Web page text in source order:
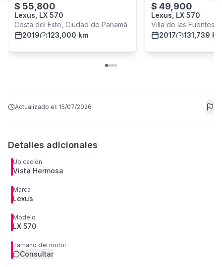
$ 55,800
Lexus, LX 570
Costa del Este, Ciudad de Panamá
2019
123,000 km
$ 49,900
Lexus, LX 570
Villa de las Fuentes,
Panamá
2017 131,739 km
Actualizado el: 15/07/2026
Detalles adicionales
Ubicación
Vista Hermosa
Marca
Lexus
Modelo
LX 570
Tamaño del motor
Consultar